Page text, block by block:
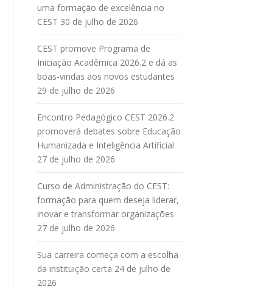
uma formação de excelência no
CEST 30 de julho de 2026
CEST promove Programa de
Iniciação Acadêmica 2026.2 e dá as
boas-vindas aos novos estudantes
29 de julho de 2026
Encontro Pedagógico CEST 2026.2
promoverá debates sobre Educação
Humanizada e Inteligência Artificial
27 de julho de 2026
Curso de Administração do CEST:
formação para quem deseja liderar,
inovar e transformar organizações
27 de julho de 2026
Sua carreira começa com a escolha
da instituição certa 24 de julho de
2026